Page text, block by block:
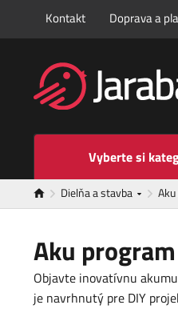
Kontakt Doprava a
Vyberte si
Dielňa a stavba
Aku
Objavte inovatívnu
je navrhnutý pre DIY